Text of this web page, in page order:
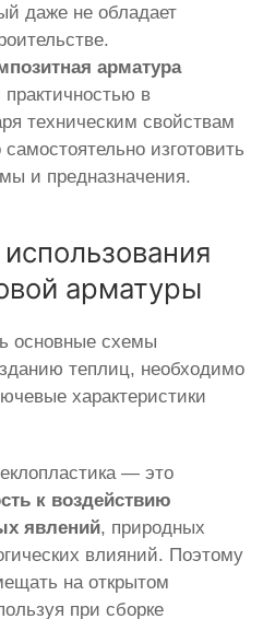
даже не обладает
арматура
в
техническим свойствам
изготовить
и предназначения.
арматуры
основные схемы
теплиц, необходимо
характеристики
— это
к воздействию
явлений, природных
влияний. Поэтому
на открытом
при сборке